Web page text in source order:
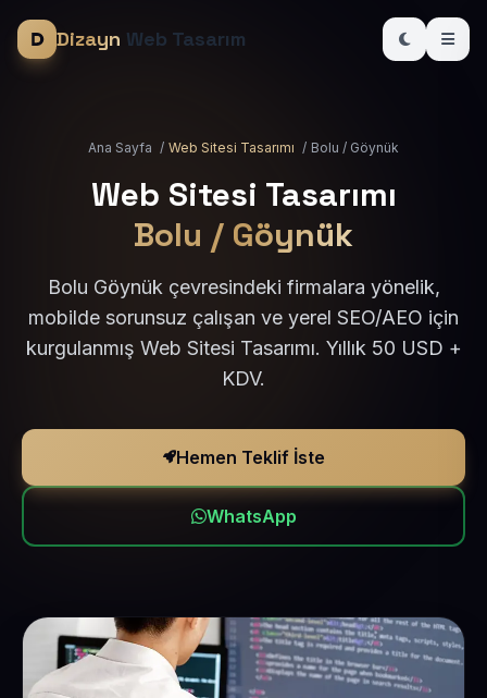
Dizayn Web Tasarım
Ana Sayfa / Web Sitesi Tasarımı / Bolu / Göynük
Web Sitesi Tasarımı
Bolu / Göynük
Bolu Göynük çevresindeki firmalara yönelik,
mobilde sorunsuz çalışan ve yerel SEO/AEO için
kurgulanmış Web Sitesi Tasarımı. Yıllık 50 USD +
KDV.
Hemen Teklif İste
WhatsApp